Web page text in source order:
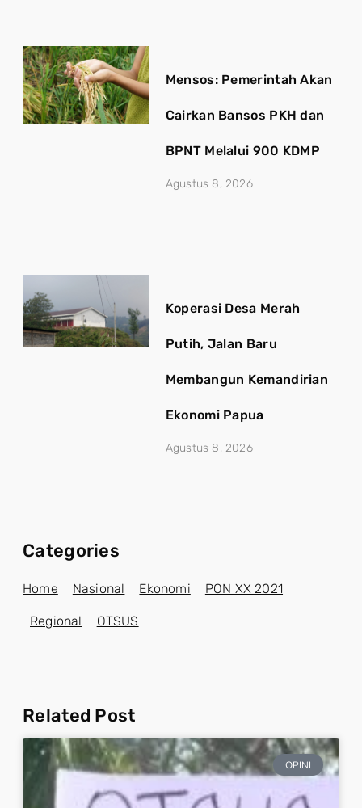
Mensos: Pemerintah Akan
Cairkan Bansos PKH dan
BPNT Melalui 900 KDMP
Agustus 8, 2026
Koperasi Desa Merah
Putih, Jalan Baru
Membangun Kemandirian
Ekonomi Papua
Agustus 8, 2026
Categories
Home Nasional Ekonomi PON XX 2021
Regional OTSUS
Related Post
OPINI